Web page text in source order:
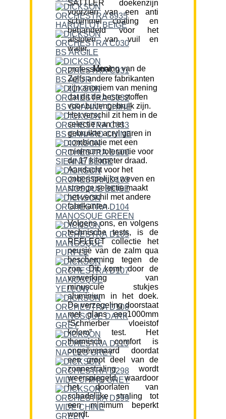
SATTLER doekenzijn
voorzien van een anti
schimmel coating en
behandeld voor het
afstoten van vuil en
water.
Mening van de professional:
Zelfs andere fabrikanten
zijn anoniem van mening
dat dit de beste stoffen
voor buitengebruik zijn.
Het verschil zit hem in de
selectie van het
gebruikte acryl garen in
combinatie met een
minimum tolerantie voor
de 17 kilometer draad.
Aandacht voor het
onberispelijke weven en
strenge selectie maakt
het verschil met andere
fabrikanten.
Volgens ons, en volgens
technische tests, is de
REFLECT collectie het
neusje van de zalm qua
bescherming tegen de
zon. Dit komt door de
verwerking van
minuscule stukjes
aluminium in het doek.
De verzegeling doorstaat
met glans een1000mm
“Schmerber vloeistof
kolom” test. Het
thermisch comfort is
ongeëvenaard doordat
een groot deel van de
zonnestraling wordt
weerspiegeld, waardoor
het doorlaten van
schadelijke straling tot
een minimum beperkt
wordt.